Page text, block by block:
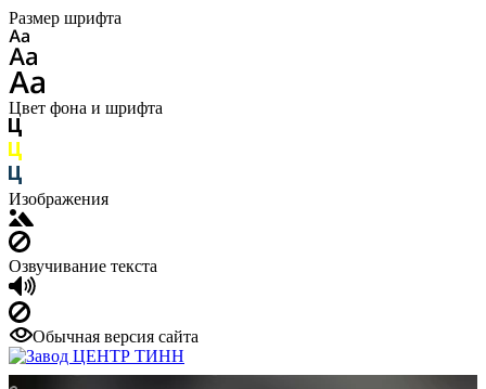
Размер шрифта
Цвет фона и шрифта
Изображения
Озвучивание текста
Обычная версия сайта